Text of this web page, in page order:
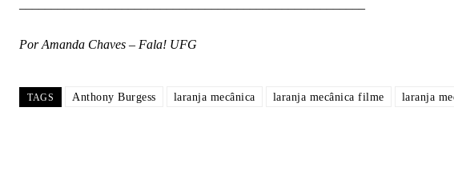
Por Amanda Chaves – Fala! UFG
TAGS Anthony Burgess laranja mecânica laranja mecânica filme laranja